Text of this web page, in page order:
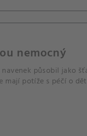
nemocný
působil jako
mají potíže s péčí o